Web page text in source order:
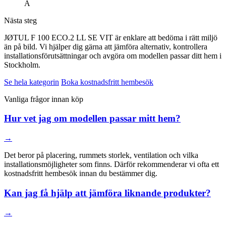
A
Nästa steg
JØTUL F 100 ECO.2 LL SE VIT är enklare att bedöma i rätt miljö
än på bild. Vi hjälper dig gärna att jämföra alternativ, kontrollera
installationsförutsättningar och avgöra om modellen passar ditt hem i
Stockholm.
Se hela kategorin Boka kostnadsfritt hembesök
Vanliga frågor innan köp
Hur vet jag om modellen passar mitt hem?
→
Det beror på placering, rummets storlek, ventilation och vilka
installationsmöjligheter som finns. Därför rekommenderar vi ofta ett
kostnadsfritt hembesök innan du bestämmer dig.
Kan jag få hjälp att jämföra liknande produkter?
→